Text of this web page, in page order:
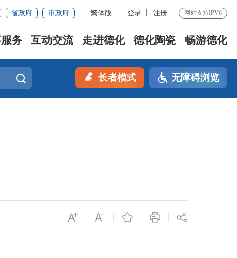
省政府 市政府 繁体版 登录 注册 网站支持IPV6
务 互动交流 走进德化 德化陶瓷 畅游德化
长者模式 无障碍浏览